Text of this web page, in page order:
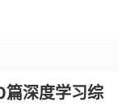
深度学习综